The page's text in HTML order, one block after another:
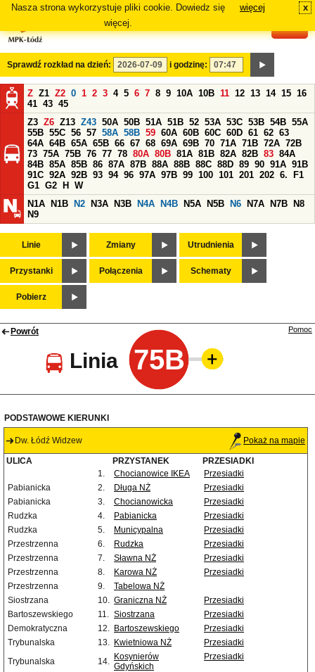
Nasza strona wykorzystuje pliki cookie. Dowiedz się
więcej.
więcej x
Sprawdź rozkład na dzień: i godzinę:
Z Z1 Z2 0 1 2 3 4 5 6 7 8 9 10A 10B 11 12 13 14 15 16
41 43 45
Z3 Z6 Z13 Z43 50A 50B 51A 51B 52 53A 53C 53B 54B 55A
55B 55C 56 57 58A 58B 59 60A 60B 60C 60D 61 62 63
64A 64B 65A 65B 66 67 68 69A 69B 70 71A 71B 72A 72B
73 75A 75B 76 77 78 80A 80B 81A 81B 82A 82B 83 84A
84B 85A 85B 86 87A 87B 88A 88B 88C 88D 89 90 91A 91B
91C 92A 92B 93 94 96 97A 97B 99 100 101 201 202 6.
F1
G1 G2 H
W
N1A
N1B N2 N3A N3B N4A N4B N5A N5B N6 N7A N7B
N8
N9
Linie Zmiany Utrudnienia
Przystanki Połączenia Schematy
Pobierz
Powrót
Linia 75B
Pomoc
PODSTAWOWE KIERUNKI
Dw. Łódź Widzew Pokaż na mapie
ULICA PRZYSTANEK
PRZESIADKI
1.
Chocianowice IKEA
Przesiadki
Pabianicka
2. Długa NŻ
Przesiadki
Pabianicka
3. Chocianowicka
Przesiadki
Rudzka
4. Pabianicka
Przesiadki
Rudzka
5. Municypalna
Przesiadki
Przestrzenna
6. Rudzka
Przesiadki
Przestrzenna
7. Sławna NŻ
Przesiadki
Przestrzenna
8. Karowa NŻ
Przesiadki
Przestrzenna
9.
Tabelowa NŻ
Siostrzana
10. Graniczna NŻ
Przesiadki
Bartoszewskiego
11. Siostrzana
Przesiadki
Demokratyczna
12. Bartoszewskiego
Przesiadki
Trybunalska
13. Kwietniowa NŻ
Przesiadki
Trybunalska
14. Kosynierów
Gdyńskich
Przesiadki